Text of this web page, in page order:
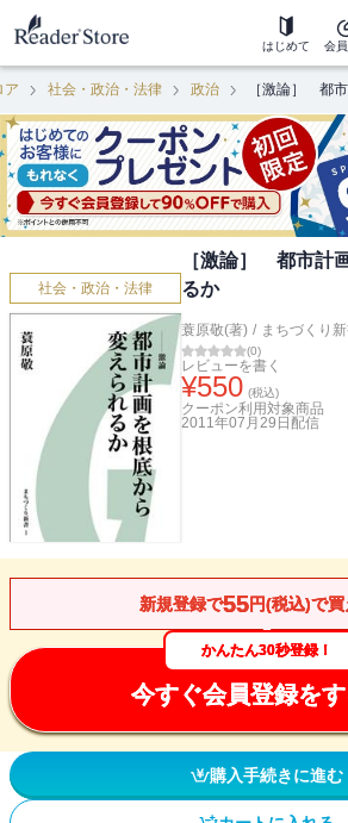
はじめて 会
ア 社会・政治・法律 政治 ［激論］ 都
社会・政治・法律
［激論］ 都市計
るか
蓑原敬(著) / まちづくり
(0)
レビューを書く
¥550 (税込)
クーポン利用対象商品
2011年07月29日 配信
新規登録で55円(税込)で買
かんたん30秒登録！
今すぐ会員登録を
購入手続きに進む